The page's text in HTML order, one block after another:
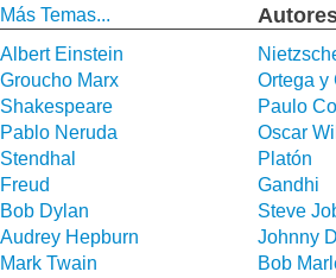
Más Temas...
Albert Einstein
Groucho Marx
Ortega y
Shakespeare
Paulo
Pablo Neruda
Oscar
Stendhal
Platón
Freud
Gandhi
Bob Dylan
Steve
Audrey Hepburn
Johnny
Mark Twain
Bob